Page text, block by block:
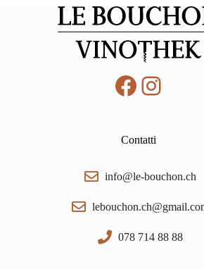
Facebook
Contatti
info@le-bouchon.ch
078 714 88 88